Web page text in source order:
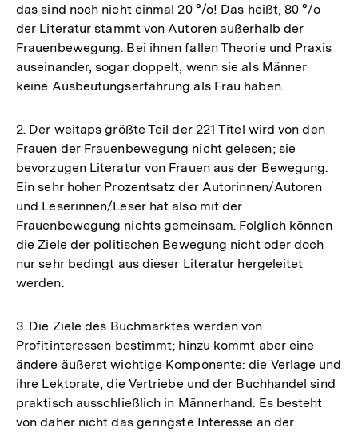
das sind noch nicht einmal 20 °/o! Das heißt, 80 °/o
der Literatur stammt von Autoren außerhalb der
Frauenbewegung. Bei ihnen fallen Theorie und Praxis
auseinander, sogar doppelt, wenn sie als Männer
keine Ausbeutungserfahrung als Frau haben.
2. Der weitaps größte Teil der 221 Titel wird von den
Frauen der Frauenbewegung nicht gelesen; sie
bevorzugen Literatur von Frauen aus der Bewegung.
Ein sehr hoher Prozentsatz der Autorinnen/Autoren
und Leserinnen/Leser hat also mit der
Frauenbewegung nichts gemeinsam. Folglich können
die Ziele der politischen Bewegung nicht oder doch
nur sehr bedingt aus dieser Literatur hergeleitet
werden.
3. Die Ziele des Buchmarktes werden von
Profitinteressen bestimmt; hinzu kommt aber eine
ändere äußerst wichtige Komponente: die Verlage und
ihre Lektorate, die Vertriebe und der Buchhandel sind
praktisch ausschließlich in Männerhand. Es besteht
von daher nicht das geringste Interesse an der